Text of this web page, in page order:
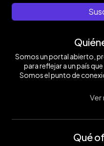
Somos un portal abierto,
para reflejar a un país
Somos el punto de
Ver
Qué